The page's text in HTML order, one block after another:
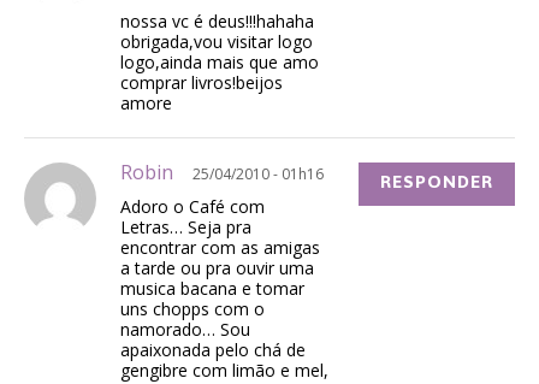
nossa vc é deus!!!hahaha
obrigada,vou visitar logo
logo,ainda mais que amo
comprar livros!beijos
amore
Robin 25/04/2010 - 01h16
Adoro o Café com
Letras… Seja pra
encontrar com as amigas
a tarde ou pra ouvir uma
musica bacana e tomar
uns chopps com o
namorado… Sou
apaixonada pelo chá de
gengibre com limão e mel,
RESPONDER